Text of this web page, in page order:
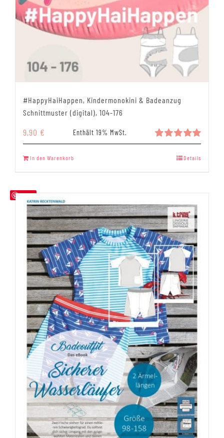
#HappyHaiHappen, Kindermonokini & Badeanzug
Schnittmuster (digital), 104-176
Bewertet
5.00
9,90 € Enthält 19% MwSt.
In den Warenkorb Details
Save